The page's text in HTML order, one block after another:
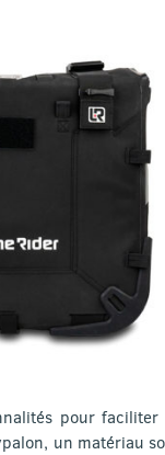
pour
un matériau